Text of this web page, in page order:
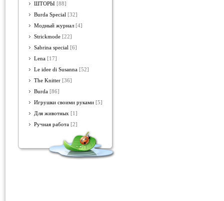
ШТОРЫ [88]
Burda Special [32]
Модный журнал [4]
Strickmode [22]
Sabrina special [6]
Lena [17]
Le idee di Susanna [52]
The Knitter [36]
Burda [86]
Игрушки своими руками [5]
Для животных [1]
Ручная работа [2]